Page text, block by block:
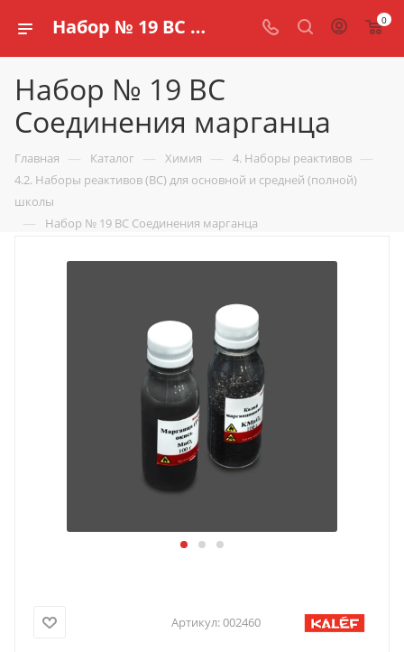
Набор № 19 ВС Соединения марганца купить по доступной цене в интернет магазине schools.ru 0
Набор № 19 ВС
Соединения марганца
Главная — Каталог — Химия — 4. Наборы реактивов —
4.2. Наборы реактивов (ВС) для основной и средней (полной)
школы
— Набор № 19 ВС Соединения марганца
Артикул:002460